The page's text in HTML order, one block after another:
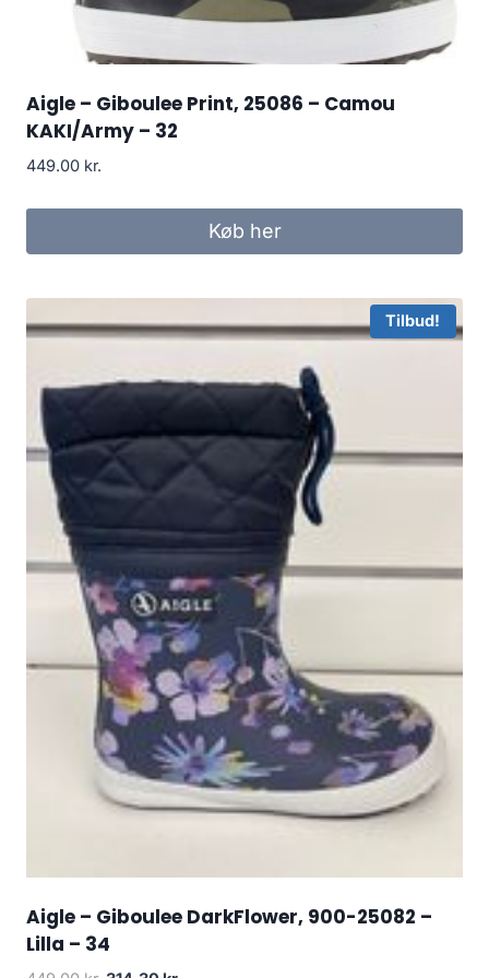
Aigle – Giboulee Print, 25086 – Camou
KAKI/Army – 32
449.00 kr.
Køb her
Tilbud!
Aigle – Giboulee DarkFlower, 900-25082 –
Lilla – 34